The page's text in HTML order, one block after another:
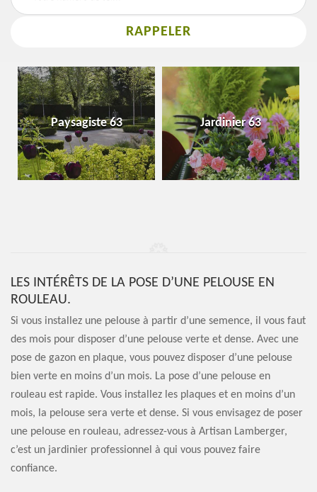
Paysagiste 63 Jardinier 63
LES INTÉRÊTS DE LA POSE D’UNE PELOUSE EN
ROULEAU.
Si vous installez une pelouse à partir d’une semence, il vous faut
des mois pour disposer d’une pelouse verte et dense. Avec une
pose de gazon en plaque, vous pouvez disposer d’une pelouse
bien verte en moins d’un mois. La pose d’une pelouse en
rouleau est rapide. Vous installez les plaques et en moins d’un
mois, la pelouse sera verte et dense. Si vous envisagez de poser
une pelouse en rouleau, adressez-vous à Artisan Lamberger,
c’est un jardinier professionnel à qui vous pouvez faire
confiance.